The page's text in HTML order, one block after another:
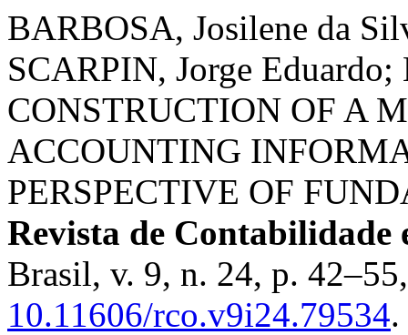
BARBOSA, Josilene da
SCARPIN, Jorge
CONSTRUCTION OF A
ACCOUNTING
PERSPECTIVE OF
Revista de Contabilidade
Brasil, v. 9, n. 24, p.
10.11606/rco.v9i24.79534